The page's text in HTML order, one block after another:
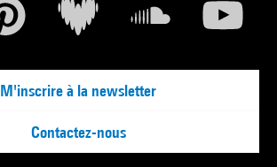
M'inscrire à la newsletter
Contactez-nous